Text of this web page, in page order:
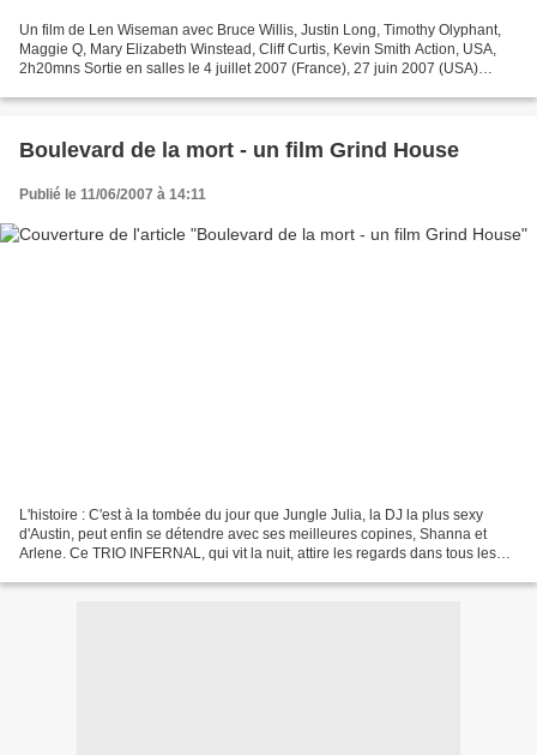
Un film de Len Wiseman avec Bruce Willis, Justin Long, Timothy Olyphant,
Maggie Q, Mary Elizabeth Winstead, Cliff Curtis, Kevin Smith Action, USA,
2h20mns Sortie en salles le 4 juillet 2007 (France), 27 juin 2007 (USA)
Boulevard de la mort - un film Grind House
Publié le 11/06/2007 à 14:11
L'histoire : C'est à la tombée du jour que Jungle Julia, la DJ la plus sexy
d'Austin, peut enfin se détendre avec ses meilleures copines, Shanna et
Arlene. Ce TRIO INFERNAL, qui vit la nuit, attire les regards dans tous les